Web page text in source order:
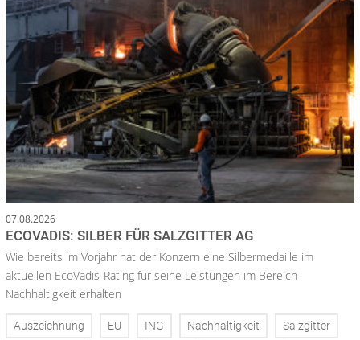
07.08.2026
ECOVADIS: SILBER FÜR SALZGITTER AG
Wie bereits im Vorjahr hat der Konzern eine Silbermedaille im
aktuellen EcoVadis-Rating für seine Leistungen im Bereich
Nachhaltigkeit erhalten
Auszeichnung EU ING Nachhaltigkeit Salzgitter